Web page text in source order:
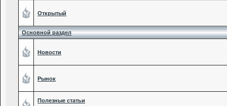
Открытый
Основной раздел
Новости
Рынок
Полезные статьи